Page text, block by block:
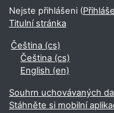
Nejste přihlášeni (
Titulní stránka
Čeština ‎(cs)‎
Čeština ‎(cs)‎
English ‎(en)‎
Souhrn uchovávaných
Stáhněte si mobilní